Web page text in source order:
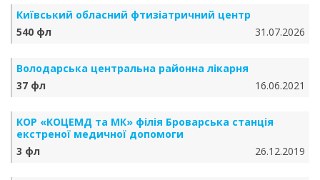
Київський обласний фтизіатричний центр
540 фл
31.07.2026
Володарська центральна районна лікарня
37 фл
16.06.2021
КОР «КОЦЕМД та МК» філія Броварська станція
екстреної медичної допомоги
3 фл
26.12.2019